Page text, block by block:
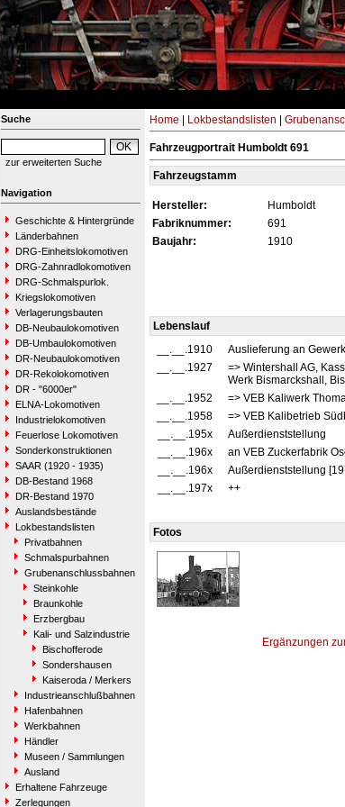
Suche
zur erweiterten Suche
Navigation
Geschichte & Hintergründe
Länderbahnen
DRG-Einheitslokomotiven
DRG-Zahnradlokomotiven
DRG-Schmalspurlok.
Kriegslokomotiven
Verlagerungsbauten
DB-Neubaulokomotiven
DB-Umbaulokomotiven
DR-Neubaulokomotiven
DR-Rekolokomotiven
DR - "6000er"
ELNA-Lokomotiven
Industrielokomotiven
Feuerlose Lokomotiven
Sonderkonstruktionen
SAAR (1920 - 1935)
DB-Bestand 1968
DR-Bestand 1970
Auslandsbestände
Lokbestandslisten
Privatbahnen
Schmalspurbahnen
Grubenanschlussbahnen
Steinkohle
Braunkohle
Erzbergbau
Kali- und Salzindustrie
Bischofferode
Sondershausen
Kaiseroda / Merkers
Industrieanschlußbahnen
Hafenbahnen
Werkbahnen
Händler
Museen / Sammlungen
Ausland
Erhaltene Fahrzeuge
Zerlegungen
Home Lokbestandslisten
Fahrzeugportrait Humboldt 691
Fahrzeugstamm
Hersteller: Humboldt
Fabriknummer:
691
Baujahr:
1910
Lebenslauf
__.__.1910
Auslieferung an
__.__.1927
=> Wintershall AG,
Werk Bismarckshall,
__.__.1952
=> VEB Kaliwerk
__.__.1958
=> VEB Kalibetrieb
__.__.195x
Außerdienststellung
__.__.196x
an VEB Zuckerfabrik
__.__.196x
Außerdienststellung
__.__.197x
++
Fotos
Ergänzungen